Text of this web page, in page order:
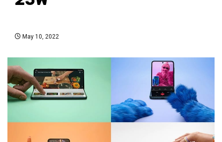
May 10, 2022